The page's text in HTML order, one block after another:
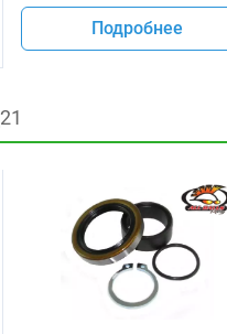
Подробнее
21